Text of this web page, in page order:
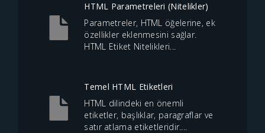
HTML Parametreleri (Nitelikler)
Parametreler, HTML öğelerine, ek
özellikler eklenmesini sağlar.
HTML Etiket Nitelikleri...
Temel HTML Etiketleri
HTML dilindeki en önemli
etiketler, başlıklar, paragraflar ve
satır atlama etiketleridir....